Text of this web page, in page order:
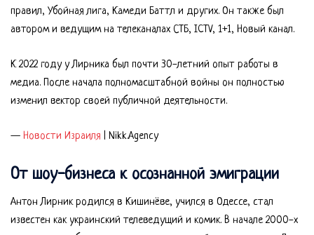
правил, Убойная лига, Камеди Баттл и других. Он также был
автором и ведущим на телеканалах СТБ, ICTV, 1+1, Новый канал.
К 2022 году у Лирника был почти 30-летний опыт работы в
медиа. После начала полномасштабной войны он полностью
изменил вектор своей публичной деятельности.
— Новости Израиля | Nikk.Agency
От шоу-бизнеса к осознанной эмиграции
Антон Лирник родился в Кишинёве, учился в Одессе, стал
известен как украинский телеведущий и комик. В начале 2000-х